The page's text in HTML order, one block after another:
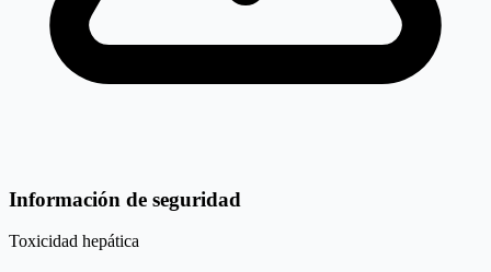
Información de seguridad
Toxicidad hepática